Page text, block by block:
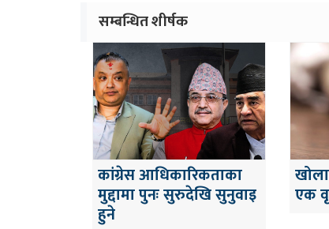
सम्बन्धित शीर्षक
कांग्रेस आधिकारिकताका
मुद्दामा पुनः सुरुदेखि सुनुवाइ
हुने
एक